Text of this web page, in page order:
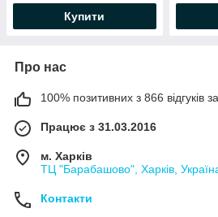
Купити
Про нас
100% позитивних з 866 відгуків
Працює з 31.03.2016
м. Харків
ТЦ "Барабашово", Харків,
Контакти